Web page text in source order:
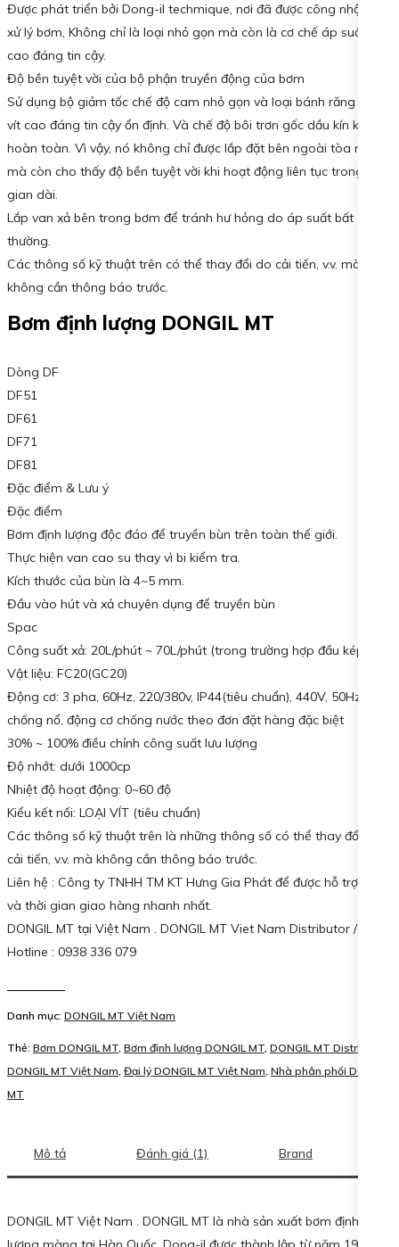
Được phát triển bởi Dong-il techmique, nơi đã được công nhận để
xử lý bơm, Không chỉ là loại nhỏ gọn mà còn là cơ chế áp suất dầu
cao đáng tin cậy.
Độ bền tuyệt vời của bộ phận truyền động của bơm
Sử dụng bộ giảm tốc chế độ cam nhỏ gọn và loại bánh răng trục
vít cao đáng tin cậy ổn định. Và chế độ bôi trơn gốc dầu kín khí
hoàn toàn. Vì vậy, nó không chỉ được lắp đặt bên ngoài tòa nhà
mà còn cho thấy độ bền tuyệt vời khi hoạt động liên tục trong thời
gian dài.
Lắp van xả bên trong bơm để tránh hư hỏng do áp suất bất
thường.
Các thông số kỹ thuật trên có thể thay đổi do cải tiến, v.v. mà
không cần thông báo trước.
Bơm định lượng DONGIL MT
Dòng DF
DF51
DF61
DF71
DF81
Đặc điểm & Lưu ý
Đặc điểm
Bơm định lượng độc đáo để truyền bùn trên toàn thế giới.
Thực hiện van cao su thay vì bi kiểm tra.
Kích thước của bùn là 4~5 mm.
Đầu vào hút và xả chuyên dụng để truyền bùn
Spac
Công suất xả: 20L/phút ~ 70L/phút (trong trường hợp đầu kép)
Vật liệu: FC20(GC20)
Động cơ: 3 pha, 60Hz, 220/380v, IP44(tiêu chuẩn), 440V, 50Hz,
chống nổ, động cơ chống nước theo đơn đặt hàng đặc biệt
30% ~ 100% điều chỉnh công suất lưu lượng
Độ nhớt: dưới 1000cp
Nhiệt độ hoạt động: 0~60 độ
Kiểu kết nối: LOẠI VÍT (tiêu chuẩn)
Các thông số kỹ thuật trên là những thông số có thể thay đổi do
cải tiến, v.v. mà không cần thông báo trước.
Liên hệ : Công ty TNHH TM KT Hưng Gia Phát để được hỗ trợ giá
và thời gian giao hàng nhanh nhất.
DONGIL MT tại Việt Nam . DONGIL MT Viet Nam Distributor /
Hotline : 0938 336 079
Danh mục: DONGIL MT Việt Nam
Thẻ: Bơm DONGIL MT, Bơm định lượng DONGIL MT, DONGIL MT Distributor
DONGIL MT Việt Nam, Đại lý DONGIL MT Việt Nam, Nhà phân phối DONGIL
MT
Mô tả Đánh giá (1) Brand
DONGIL MT Việt Nam . DONGIL MT là nhà sản xuất bơm định